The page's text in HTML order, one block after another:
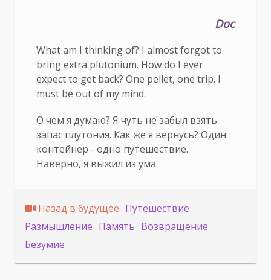
Doc
What am I thinking of? I almost forgot to
bring extra plutonium. How do I ever
expect to get back? One pellet, one trip. I
must be out of my mind.
О чем я думаю? Я чуть не забыл взять
запас плутония. Как же я вернусь? Один
контейнер - одно путешествие.
Наверно, я выжил из ума.
Назад в будущее Путешествие
Размышление Память Возвращение
Безумие